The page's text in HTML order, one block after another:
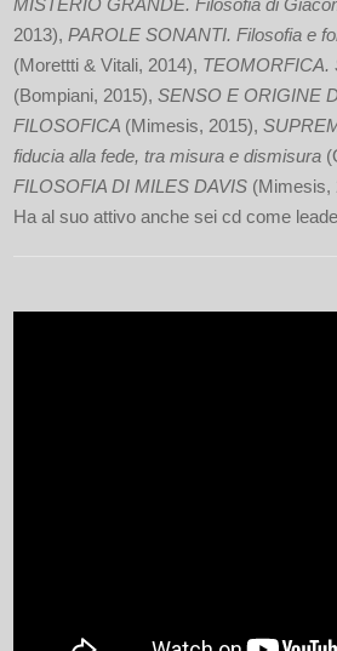
MISTERIO GRANDE. Filosofia di
2013),PAROLE SONANTI. Filosofia e
(Morettti & Vitali, 2014), TEOMORFICA.
(Bompiani, 2015),SENSO E ORIGINE
FILOSOFICA (Mimesis, 2015),
fiducia alla fede, tra misura e dismisura
FILOSOFIA DI MILES DAVIS (Mimesis,
Ha al suo attivo anche sei cd come